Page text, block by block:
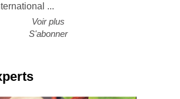
...
Voir plus
S'abonner